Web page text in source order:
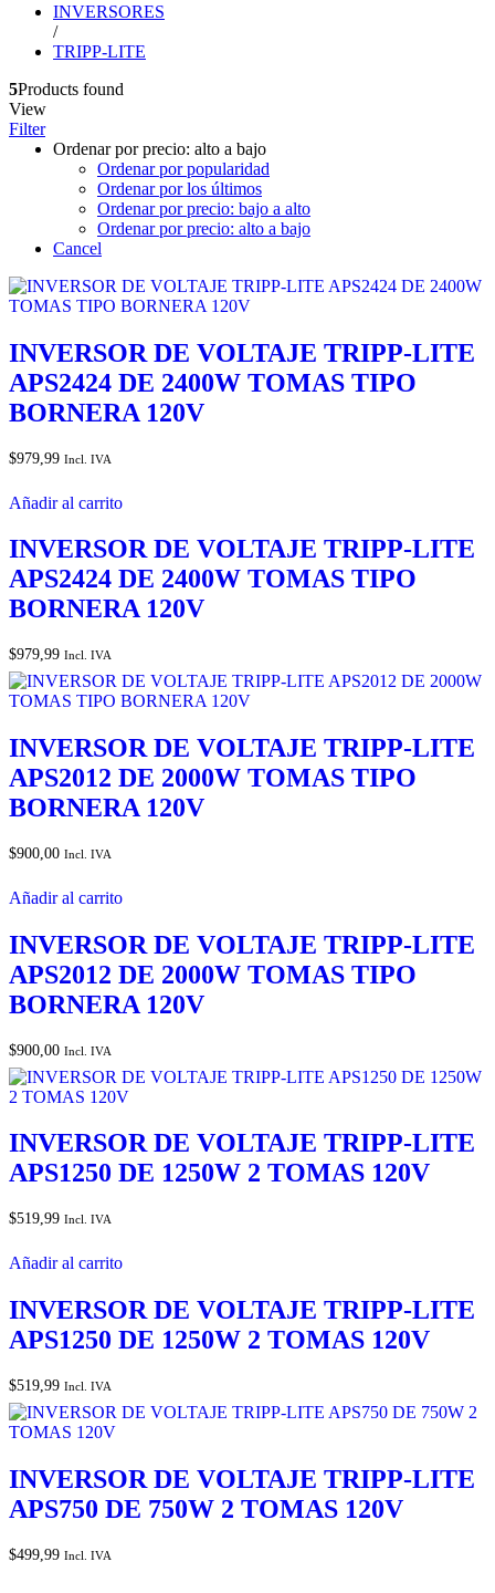
INVERSORES
/
TRIPP-LITE
5Products found
View
Filter
Ordenar por precio: alto a bajo
Ordenar por popularidad
Ordenar por los últimos
Ordenar por precio: bajo a alto
Ordenar por precio: alto a bajo
Cancel
INVERSOR DE VOLTAJE TRIPP-LITE
APS2424 DE 2400W TOMAS TIPO
BORNERA 120V
$979,99 Incl. IVA
Añadir al carrito
INVERSOR DE VOLTAJE TRIPP-LITE
APS2424 DE 2400W TOMAS TIPO
BORNERA 120V
$979,99 Incl. IVA
INVERSOR DE VOLTAJE TRIPP-LITE
APS2012 DE 2000W TOMAS TIPO
BORNERA 120V
$900,00 Incl. IVA
Añadir al carrito
INVERSOR DE VOLTAJE TRIPP-LITE
APS2012 DE 2000W TOMAS TIPO
BORNERA 120V
$900,00 Incl. IVA
INVERSOR DE VOLTAJE TRIPP-LITE
APS1250 DE 1250W 2 TOMAS 120V
$519,99 Incl. IVA
Añadir al carrito
INVERSOR DE VOLTAJE TRIPP-LITE
APS1250 DE 1250W 2 TOMAS 120V
$519,99 Incl. IVA
INVERSOR DE VOLTAJE TRIPP-LITE
APS750 DE 750W 2 TOMAS 120V
$499,99 Incl. IVA